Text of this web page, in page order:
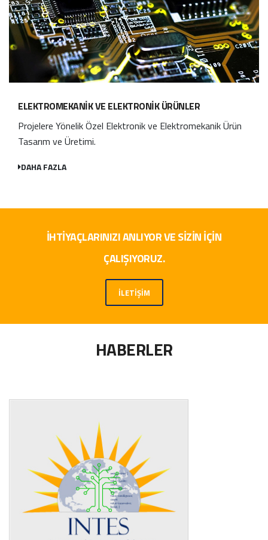
ELEKTROMEKANIK VE ELEKTRONIK ÜRÜNLER
Projelere Yönelik Özel Elektronik ve Elektromekanik Ürün
Tasarım ve Üretimi.
DAHA FAZLA
İHTIYAÇLARINIZI ANLIYOR VE SIZIN IÇIN
ÇALIŞIYORUZ.
İLETIŞIM
HABERLER